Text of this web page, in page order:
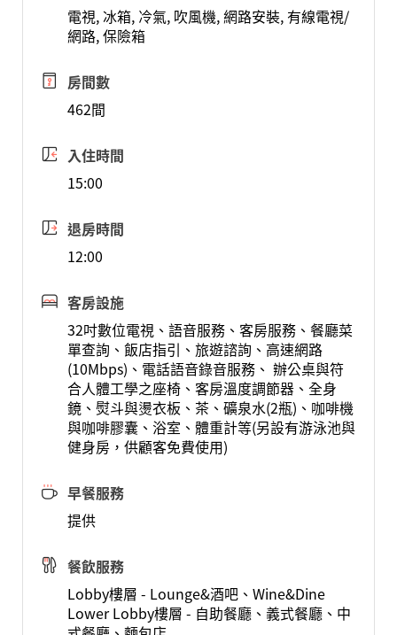
電視, 冰箱, 冷氣, 吹風機, 網路安裝, 有線電視/
網路, 保險箱
房間數
462間
入住時間
15:00
退房時間
12:00
客房設施
32吋數位電視、語音服務、客房服務、餐廳菜
單查詢、飯店指引、旅遊諮詢、高速網路
(10Mbps)、電話語音錄音服務、 辦公桌與符
合人體工學之座椅、客房溫度調節器、全身
鏡、熨斗與燙衣板、茶、礦泉水(2瓶)、咖啡機
與咖啡膠囊、浴室、體重計等(另設有游泳池與
健身房，供顧客免費使用)
早餐服務
提供
餐飲服務
Lobby樓層 - Lounge&酒吧、Wine&Dine
Lower Lobby樓層 - 自助餐廳、義式餐廳、中